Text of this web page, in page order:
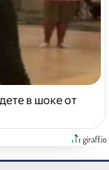
в шоке от